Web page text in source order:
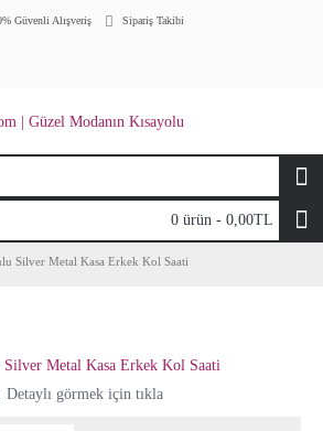
Güvenli Alışveriş Sipariş Takibi
0 ürün - 0,00TL
Silver Metal Kasa Erkek Kol Saati
Detaylı görmek için tıkla